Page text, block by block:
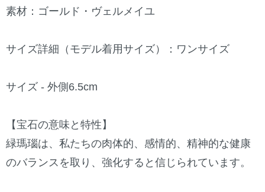
素材：ゴールド・ヴェルメイユ
サイズ詳細（モデル着用サイズ）：ワンサイズ
サイズ - 外側6.5cm
【宝石の意味と特性】
緑瑪瑙は、私たちの肉体的、感情的、精神的な健康
のバランスを取り、強化すると信じられています。